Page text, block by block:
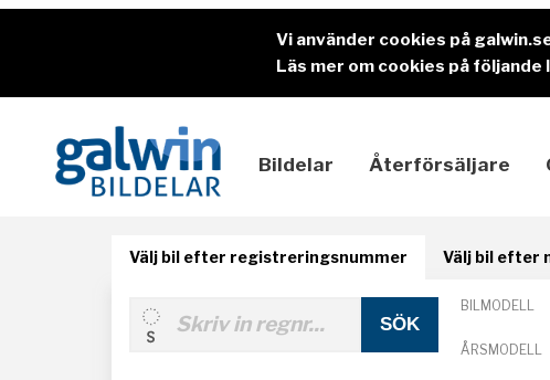
Vi använder cookies på
Läs mer om cookies på följande
Bildelar Återförsäljare
Välj bil efter registreringsnummer Välj bil efter
BILMODELL
ÅRSMODELL